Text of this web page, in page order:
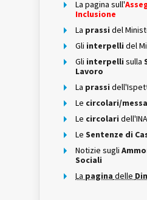
La pagina sull'
Inclusione
La prassi del
Gli interpelli del
Gli interpelli sulla
Lavoro
La prassi
Le circolari/
Le circolari
Le Sentenze di
Notizie sugli
Sociali
La pagina delle